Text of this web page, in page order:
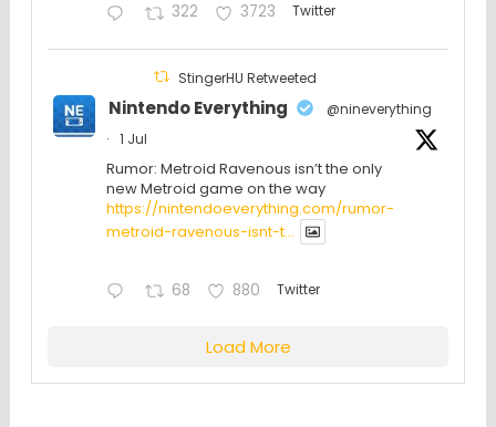
322 3723 Twitter
StingerHU Retweeted
Nintendo Everything
@nineverything
·
1 Jul
Rumor: Metroid Ravenous isn’t the only
new Metroid game on the way
https://nintendoeverything.com/rumor-
metroid-ravenous-isnt-t...
68 880 Twitter
Load More